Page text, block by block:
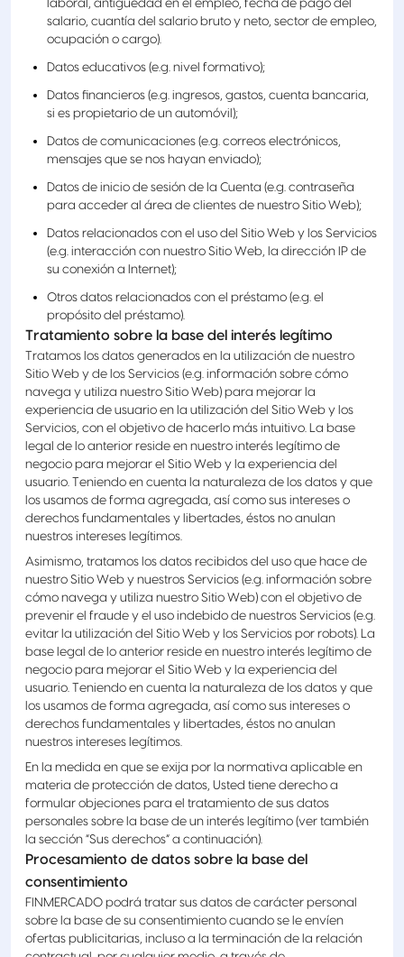
laboral, antigüedad en el empleo, fecha de pago del
salario, cuantía del salario bruto y neto, sector de empleo,
ocupación o cargo).
Datos educativos (e.g. nivel formativo);
Datos financieros (e.g. ingresos, gastos, cuenta bancaria,
si es propietario de un automóvil);
Datos de comunicaciones (e.g. correos electrónicos,
mensajes que se nos hayan enviado);
Datos de inicio de sesión de la Cuenta (e.g. contraseña
para acceder al área de clientes de nuestro Sitio Web);
Datos relacionados con el uso del Sitio Web y los Servicios
(e.g. interacción con nuestro Sitio Web, la dirección IP de
su conexión a Internet);
Otros datos relacionados con el préstamo (e.g. el
propósito del préstamo).
Tratamiento sobre la base del interés legítimo
Tratamos los datos generados en la utilización de nuestro
Sitio Web y de los Servicios (e.g. información sobre cómo
navega y utiliza nuestro Sitio Web) para mejorar la
experiencia de usuario en la utilización del Sitio Web y los
Servicios, con el objetivo de hacerlo más intuitivo. La base
legal de lo anterior reside en nuestro interés legítimo de
negocio para mejorar el Sitio Web y la experiencia del
usuario. Teniendo en cuenta la naturaleza de los datos y que
los usamos de forma agregada, así como sus intereses o
derechos fundamentales y libertades, éstos no anulan
nuestros intereses legítimos.
Asimismo, tratamos los datos recibidos del uso que hace de
nuestro Sitio Web y nuestros Servicios (e.g. información sobre
cómo navega y utiliza nuestro Sitio Web) con el objetivo de
prevenir el fraude y el uso indebido de nuestros Servicios (e.g.
evitar la utilización del Sitio Web y los Servicios por robots). La
base legal de lo anterior reside en nuestro interés legítimo de
negocio para mejorar el Sitio Web y la experiencia del
usuario. Teniendo en cuenta la naturaleza de los datos y que
los usamos de forma agregada, así como sus intereses o
derechos fundamentales y libertades, éstos no anulan
nuestros intereses legítimos.
En la medida en que se exija por la normativa aplicable en
materia de protección de datos, Usted tiene derecho a
formular objeciones para el tratamiento de sus datos
personales sobre la base de un interés legítimo (ver también
la sección “Sus derechos” a continuación).
Procesamiento de datos sobre la base del
consentimiento
FINMERCADO podrá tratar sus datos de carácter personal
sobre la base de su consentimiento cuando se le envíen
ofertas publicitarias, incluso a la terminación de la relación